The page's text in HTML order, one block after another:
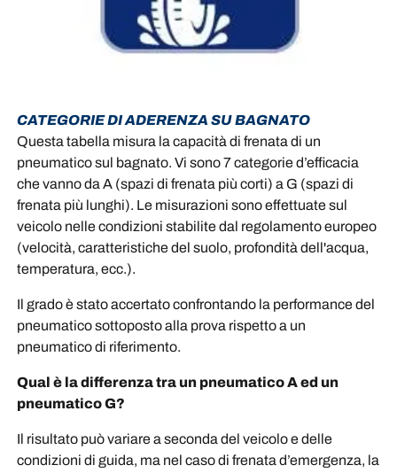
CATEGORIE DI ADERENZA SU BAGNATO
Questa tabella misura la capacità di frenata di un
pneumatico sul bagnato. Vi sono 7 categorie d’efficacia
che vanno da A (spazi di frenata più corti) a G (spazi di
frenata più lunghi). Le misurazioni sono effettuate sul
veicolo nelle condizioni stabilite dal regolamento europeo
(velocità, caratteristiche del suolo, profondità dell'acqua,
temperatura, ecc.).
Il grado è stato accertato confrontando la performance del
pneumatico sottoposto alla prova rispetto a un
pneumatico di riferimento.
Qual è la differenza tra un pneumatico A ed un
pneumatico G?
Il risultato può variare a seconda del veicolo e delle
condizioni di guida, ma nel caso di frenata d’emergenza, la